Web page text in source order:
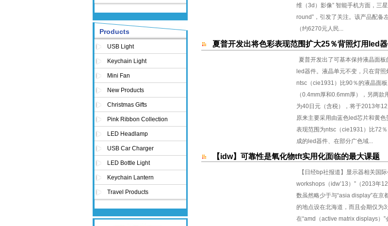
液晶产业在国内失衡
谁把＂单身情歌＂改成＂麻将之歌＂太牛了
弯曲屏等提高设计自由度的技术
夏普开发出将色彩表现范围扩大25％背照灯用led器件
折叠型显示器能否实现？
左右电子显示器运命的柔性有机el技术
Products
USB Light
Keychain Light
Mini Fan
New Products
Christmas Gifts
Pink Ribbon Collection
LED Headlamp
USB Car Charger
LED Bottle Light
Keychain Lantern
Travel Products
维（3d）影像” 智能手机方面，三
round”，引发了关注。该产品配备
（约6270元人民...
夏普开发出将色彩表现范围扩大25％背照灯用led
夏普开发出了可基本保持液晶面
led器件。液晶单元不变，只在背
ntsc（cie1931）比90％的液晶面
（0.4mm厚和0.6mm厚），另两
为40日元（含税），将于2013年
原来主要采用由蓝色led芯片和黄
表现范围为ntsc（cie1931）比72
成的led器件、在部分广色域...
【idw】可靠性是氧化物tft实用化面临的最大课题
【日经bp社报道】显示器相关国
workshops（idw’13）”（2013年
数虽然略少于与“asia display”在
的地点设在北海道，而且会期仅为
在“amd（active matrix displays）